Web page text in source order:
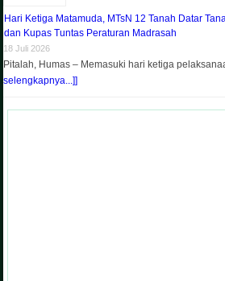
Hari Ketiga Matamuda, MTsN 12 Tanah Datar
dan Kupas Tuntas Peraturan Madrasah
18 Juli 2026
Pitalah, Humas – Memasuki hari ketiga
selengkapnya...]]